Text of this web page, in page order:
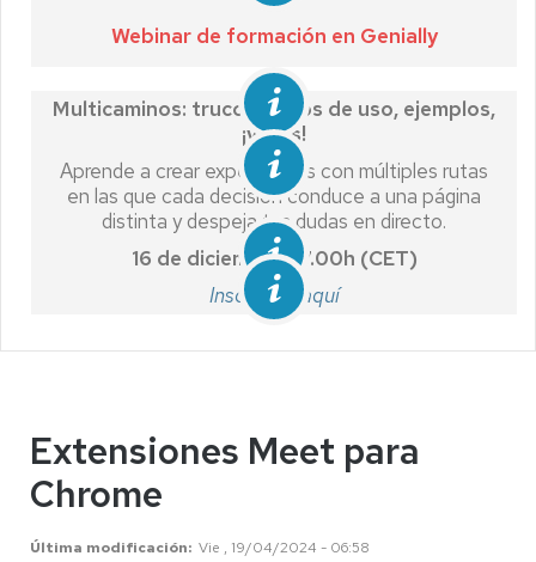
Webinar de formación en Genially
Multicaminos: trucos, casos de uso, ejemplos,
¡y más!
Aprende a crear experiencias con múltiples rutas
en las que cada decisión conduce a una página
distinta y despeja tus dudas en directo.
16 de diciembre, 17.00h (CET)
Inscríbete aquí
Extensiones Meet para
Chrome
Última modificación Vie , 19/04/2024 - 06:58